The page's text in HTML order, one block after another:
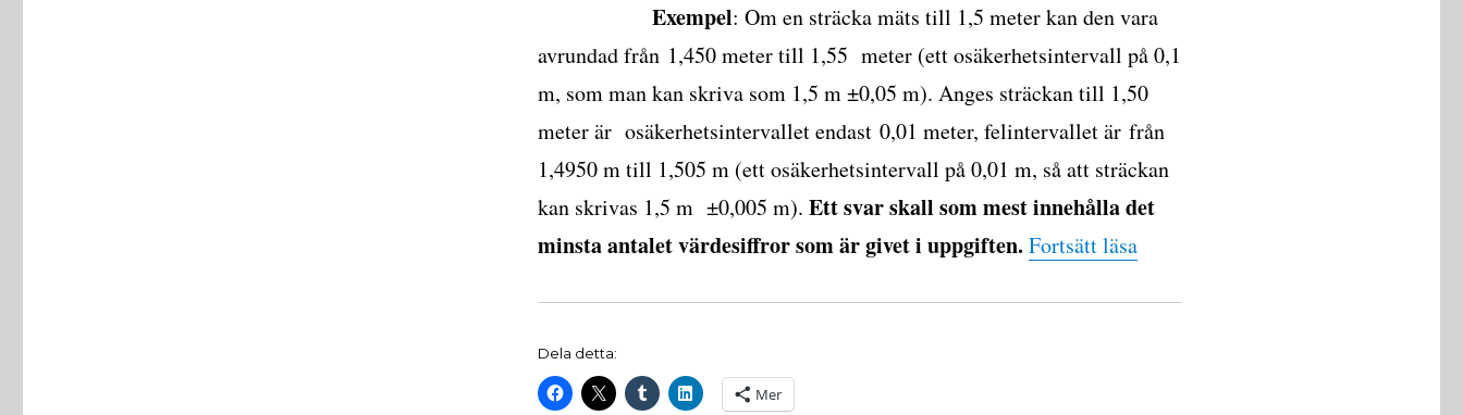
Exempel: Om en sträcka mäts till 1,5 meter kan den vara
avrundad från 1,450 meter till 1,55 meter (ett osäkerhetsintervall på 0,1
m, som man kan skriva som 1,5 m ±0,05 m). Anges sträckan till 1,50
meter är osäkerhetsintervallet endast 0,01 meter, felintervallet är från
1,4950 m till 1,505 m (ett osäkerhetsintervall på 0,01 m, så att sträckan
kan skrivas 1,5 m ±0,005 m).Ett svar skall som mest innehålla det
minsta antalet värdesiffror som är givet i uppgiften. Fortsätt läsa”Fysik idag”
Dela detta:
Mer